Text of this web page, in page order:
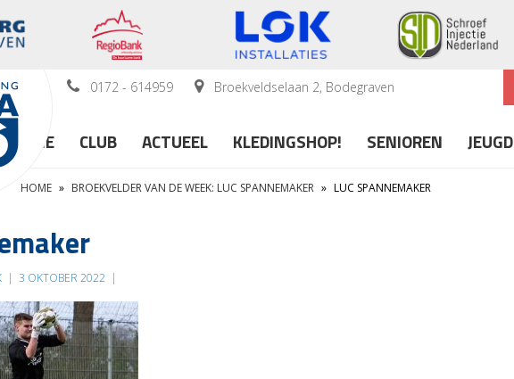
0172 - 614959 Broekveldselaan 2, Bodegraven
HOME CLUB ACTUEEL KLEDINGSHOP! SENIOREN JEUGD
HOME » BROEKVELDER VAN DE WEEK: LUC SPANNEMAKER » LUC SPANNEMAKER
| 3 OKTOBER 2022 |